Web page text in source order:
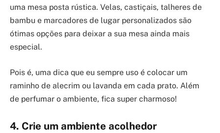
uma mesa posta rústica. Velas, castiçais, talheres de
bambu e marcadores de lugar personalizados são
ótimas opções para deixar a sua mesa ainda mais
especial.
Pois é, uma dica que eu sempre uso é colocar um
raminho de alecrim ou lavanda em cada prato. Além
de perfumar o ambiente, fica super charmoso!
4. Crie um ambiente acolhedor